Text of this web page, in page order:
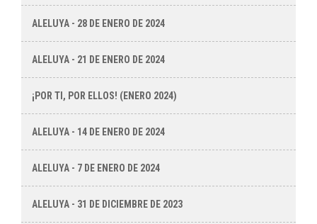
ALELUYA - 28 DE ENERO DE 2024
ALELUYA - 21 DE ENERO DE 2024
¡POR TI, POR ELLOS! (ENERO 2024)
ALELUYA - 14 DE ENERO DE 2024
ALELUYA - 7 DE ENERO DE 2024
ALELUYA - 31 DE DICIEMBRE DE 2023